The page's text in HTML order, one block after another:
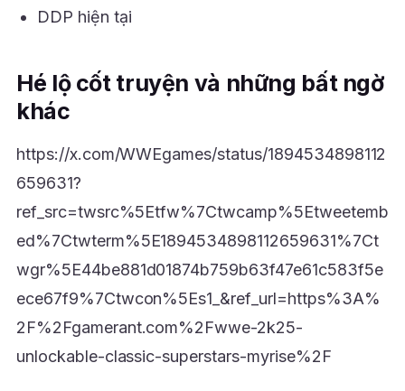
DDP hiện tại
Hé lộ cốt truyện và những bất ngờ
khác
https://x.com/WWEgames/status/1894534898112
659631?
ref_src=twsrc%5Etfw%7Ctwcamp%5Etweetemb
ed%7Ctwterm%5E1894534898112659631%7Ct
wgr%5E44be881d01874b759b63f47e61c583f5e
ece67f9%7Ctwcon%5Es1_&ref_url=https%3A%
2F%2Fgamerant.com%2Fwwe-2k25-
unlockable-classic-superstars-myrise%2F